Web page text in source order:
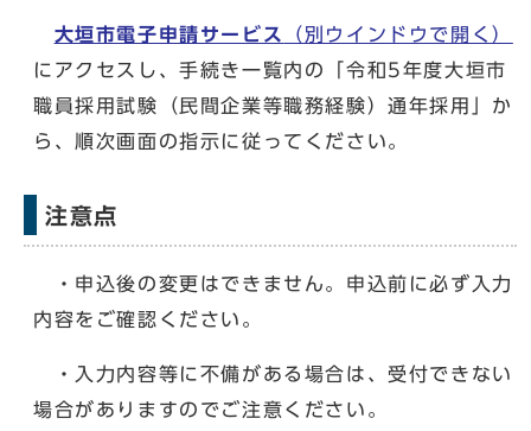
大垣市電子申請サービス
（別ウインドウで開く）
にアクセスし、手続き一覧内の「令和5年度大垣市
職員採用試験（民間企業等職務経験）通年採用」か
ら、順次画面の指示に従ってください。
注意点
・申込後の変更はできません。申込前に必ず入力
内容をご確認ください。
・入力内容等に不備がある場合は、受付できない
場合がありますのでご注意ください。